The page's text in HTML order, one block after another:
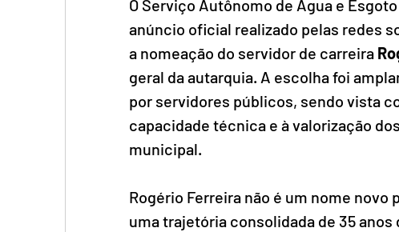
O Serviço Autônomo de Água e
anúncio oficial realizado pelas redes
a nomeação do servidor de carreira
geral da autarquia. A escolha foi
por servidores públicos, sendo vista
capacidade técnica e à valorização
municipal.
Rogério Ferreira não é um nome novo
uma trajetória consolidada de 35